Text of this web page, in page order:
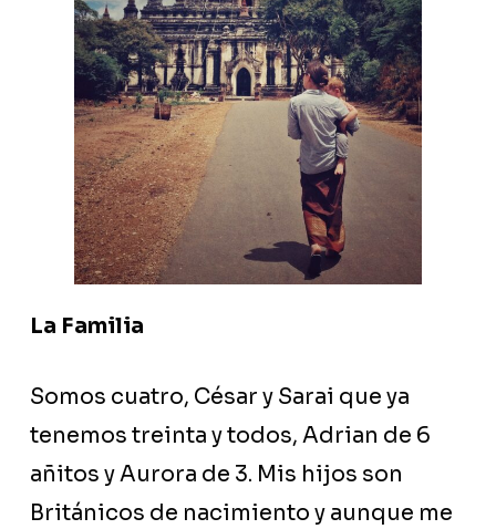
La Familia
Somos cuatro, César y Sarai que ya
tenemos treinta y todos, Adrian de 6
añitos y Aurora de 3. Mis hijos son
Británicos de nacimiento y aunque me